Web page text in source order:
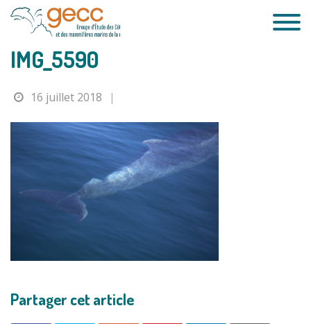
Passer
IMG_5590
16 juillet 2018 |
Partager cet article